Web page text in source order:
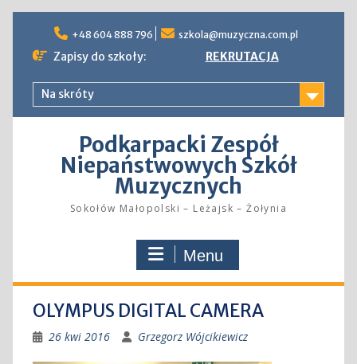
content
+48 604 888 796 szkola@muzyczna.com.pl
Zapisy do szkoły: REKRUTACJA
Na skróty
Podkarpacki Zespół
Niepaństwowych Szkół
Muzycznych
Sokołów Małopolski – Leżajsk – Żołynia
Menu
OLYMPUS DIGITAL CAMERA
26 kwi 2016 Grzegorz Wójcikiewicz